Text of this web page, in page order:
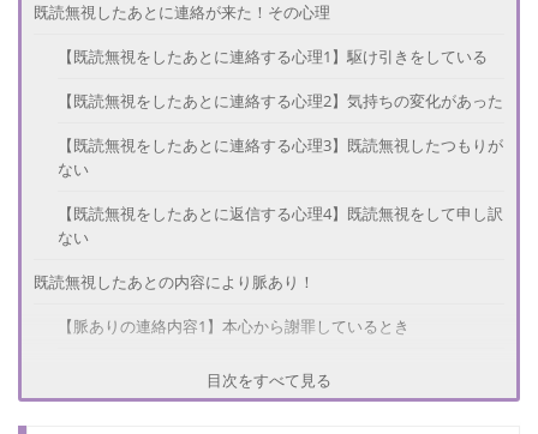
既読無視したあとに連絡が来た！その心理
【既読無視をしたあとに連絡する心理1】駆け引きをしている
【既読無視をしたあとに連絡する心理2】気持ちの変化があった
【既読無視をしたあとに連絡する心理3】既読無視したつもりが
ない
【既読無視をしたあとに返信する心理4】既読無視をして申し訳
ない
既読無視したあとの内容により脈あり！
【脈ありの連絡内容1】本心から謝罪しているとき
【脈ありの連絡内容2】前回送ったことの返信があるとき
目次をすべて見る